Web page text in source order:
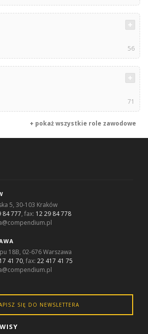
56
71
+ pokaż wszystkie role zawodowe
5, 30-103 Kraków
84 777, fax: 12 29 84 778
18B, 02-676 Warszawa
41 70, fax:22 417 41 75
SIĘ DO NEWSLETTERA